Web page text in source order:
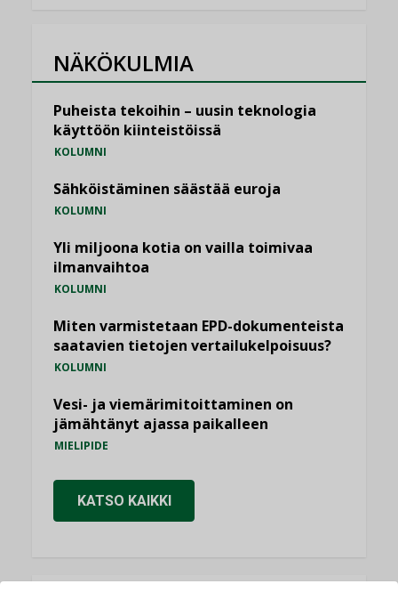
NÄKÖKULMIA
Puheista tekoihin – uusin teknologia
käyttöön kiinteistöissä
KOLUMNI
Sähköistäminen säästää euroja
KOLUMNI
Yli miljoona kotia on vailla toimivaa
ilmanvaihtoa
KOLUMNI
Miten varmistetaan EPD-dokumenteista
saatavien tietojen vertailukelpoisuus?
KOLUMNI
Vesi- ja viemärimitoittaminen on
jämähtänyt ajassa paikalleen
MIELIPIDE
KATSO KAIKKI